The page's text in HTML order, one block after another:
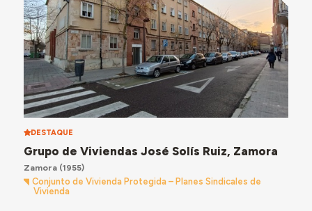
DESTAQUE
Grupo de Viviendas José Solís Ruiz, Zamora
Zamora(1955)
Conjunto de Vivienda Protegida – Planes Sindicales de
Vivienda